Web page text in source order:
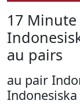
17
au pairs
au pair